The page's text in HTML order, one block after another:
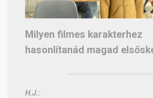
Milyen filmes karakterhez
hasonlítanád magad
H.J.: